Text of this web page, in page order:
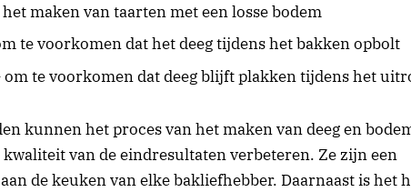
maken van taarten met een losse bodem
te voorkomen dat het deeg tijdens het bakken opbolt
om te voorkomen dat deeg blijft plakken tijdens het
kunnen het proces van het maken van deeg en
van de eindresultaten verbeteren. Ze zijn een
de keuken van elke bakliefhebber. Daarnaast is het